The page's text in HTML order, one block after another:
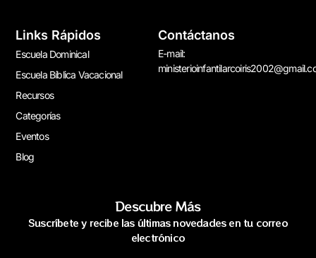
Links Rápidos
Escuela Dominical
Escuela Bíblica Vacacional
Recursos
Categorías
Eventos
Blog
Contáctanos
E-mail:
Descubre Más
Suscríbete y recibe las últimas novedades en tu correo
electrónico